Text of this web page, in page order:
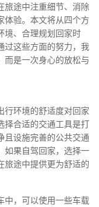
旅途中注重细节、消除
体验。本文将从四个方
境、合理规划回家时
过这些方面的努力，我
而是一次身心的放松与
行环境的舒适度对回家
择合适的交通工具是打
且设施完善的公共交通
如果自驾回家，选择一
旅途中提供更为舒适的
中，可以使用一些车载